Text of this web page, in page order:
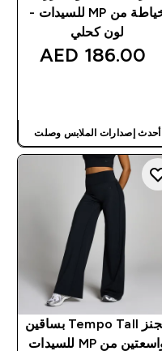
خياطة من MP للسيدات -
لون كحلي
186.00 AED‎
أحدث إصدارات الملابس وصلت
ليجنز Tempo Tall بساقين
واسعتين من MP للسيدات